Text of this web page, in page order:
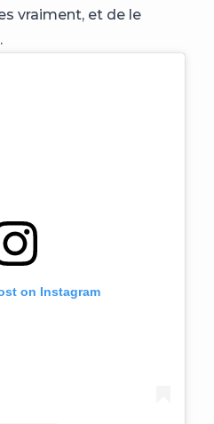
vraiment, et de le
on Instagram